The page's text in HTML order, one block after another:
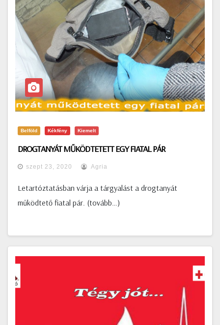
Belföld Kékfény Kiemelt
DROGTANYÁT MŰKÖDTETETT EGY FIATAL PÁR
szept 23, 2020 Agria
Letartóztatásban várja a tárgyalást a drogtanyát
működtető fiatal pár. (tovább…)